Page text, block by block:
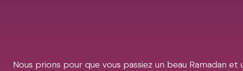
Nous prions pour que vous passiez un beau